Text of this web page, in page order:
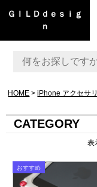
ＧＩＬＤｄｅｓｉｇ
ｎ
HOME iPhone アクセサ
CATEGORY